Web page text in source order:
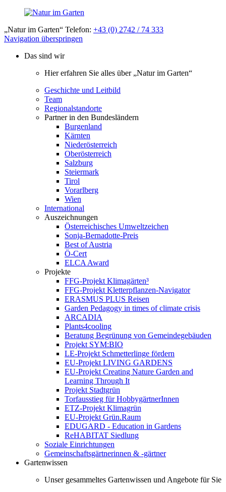
„Natur im Garten“ Telefon: +43 (0) 2742 / 74 333
Navigation überspringen
Das sind wir
Hier erfahren Sie alles über „Natur im Garten“
Geschichte und Leitbild
Team
Regionalstandorte
Partner in den Bundesländern
Burgenland
Kärnten
Niederösterreich
Oberösterreich
Salzburg
Steiermark
Tirol
Vorarlberg
Wien
International
Auszeichnungen
Österreichisches Umweltzeichen
Sonja-Bernadotte-Preis
Best of Austria
Ö-Cert
ELCA Award
Projekte
FFG-Projekt Klimagärten³
FFG-Projekt Kletterpflanzen-Navigator
ERASMUS PLUS Reisen
Garden Pedagogy in times of climate crisis
ARCADIA
Plants4cooling
Beratung Begrünung von Gemeindegebäuden
Projekt SYM:BIO
LE-Projekt Schmetterlinge fördern
EU-Projekt LIVING GARDENS
EU-Projekt Creating Nature Garden and
Learning Through It
Projekt Stadtgrün
Torfausstieg für HobbygärtnerInnen
ETZ-Projekt Klimagrün
EU-Projekt Grün.Raum
EDUGARD - Education in Gardens
ReHABITAT Siedlung
Soziale Einrichtungen
Gemeinschaftsgärtnerinnen & -gärtner
Gartenwissen
Unser gesammeltes Gartenwissen und Angebote für Sie